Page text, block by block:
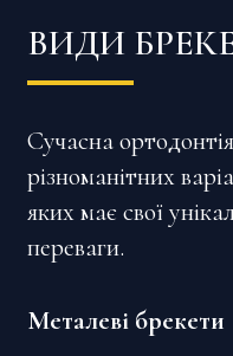
ВИДИ
Сучасна
різноманітних
яких має свої
переваги.
Металеві брекети